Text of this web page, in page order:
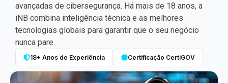
avançadas de cibersegurança. Há mais de 18 anos, a
iNB combina inteligência técnica e as melhores
tecnologias globais para garantir que o seu negócio
nunca pare.
18+ Anos de Experiência Certificação CertiGOV